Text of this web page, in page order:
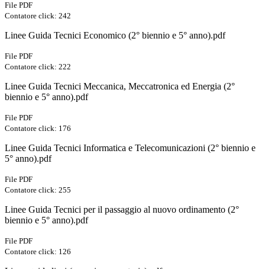
File PDF
Contatore click: 242
Linee Guida Tecnici Economico (2° biennio e 5° anno).pdf
File PDF
Contatore click: 222
Linee Guida Tecnici Meccanica, Meccatronica ed Energia (2°
biennio e 5° anno).pdf
File PDF
Contatore click: 176
Linee Guida Tecnici Informatica e Telecomunicazioni (2° biennio e
5° anno).pdf
File PDF
Contatore click: 255
Linee Guida Tecnici per il passaggio al nuovo ordinamento (2°
biennio e 5° anno).pdf
File PDF
Contatore click: 126